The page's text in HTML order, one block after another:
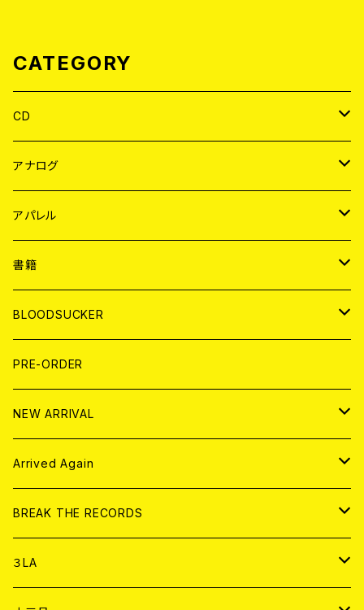
CATEGORY
CD
JAPAN
WORLD
アナログ
JAPAN
７EP
LP
WORLD
7EP
LP
アパレル
JAPAN
T-shirt
HOOD
WORLD
T-shirt
HOOD
書籍
MAGAZINE
BOLLOCKS
EL ZINE
写真集 (PHOTOBOOK)
BLOODSUCKER
CD
アナログ
アパレル
書籍
DIGITAL CONTENTS
PRE-ORDER
NEW ARRIVAL
CD
アナログ
Arrived Again
CD
アナログ
BREAK THE RECORDS
CD
３LA